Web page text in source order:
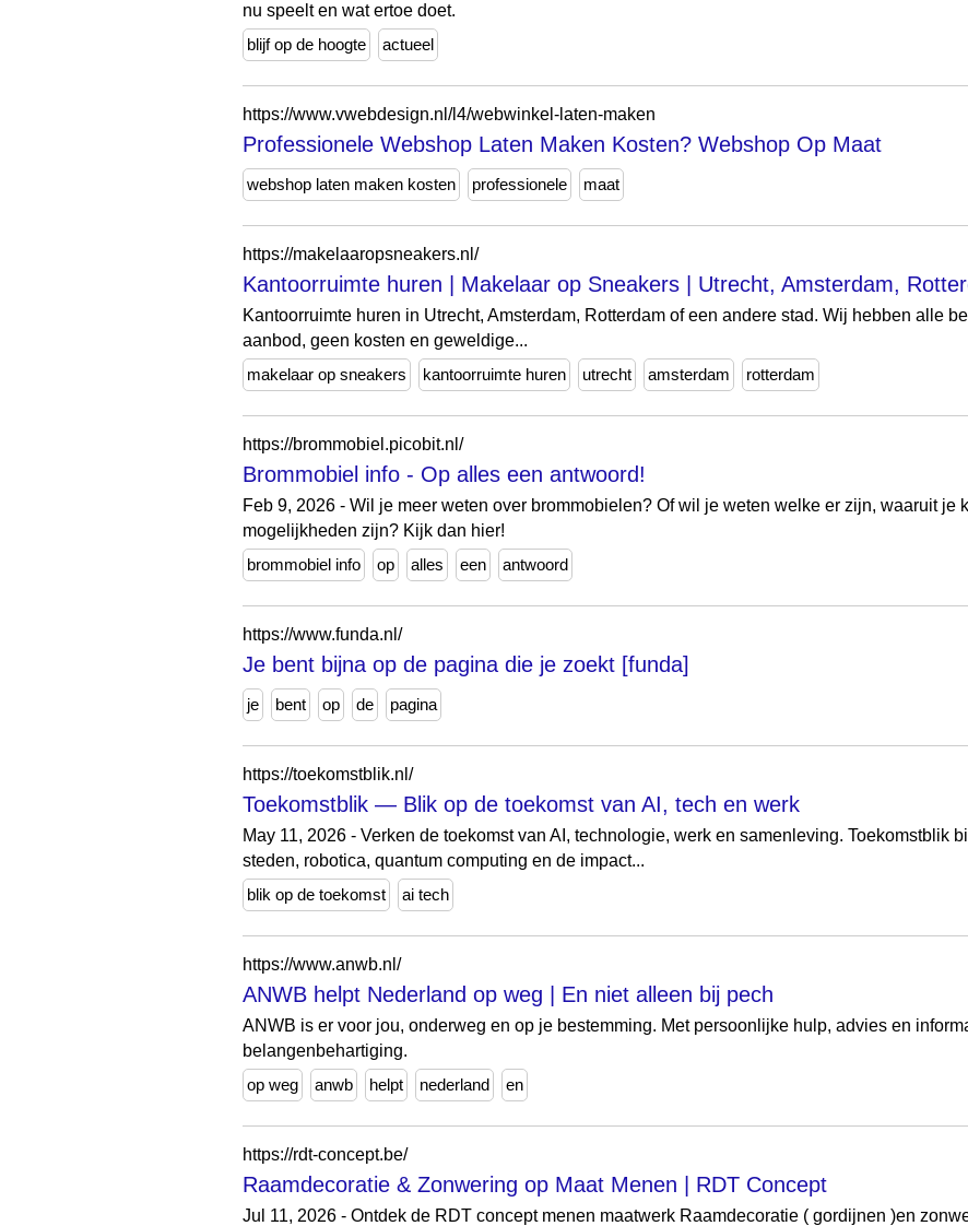
nu speelt en wat ertoe doet.
blijf op de hoogte
actueel
https://www.vwebdesign.nl/l4/webwinkel-laten-maken
Professionele Webshop Laten Maken Kosten? Webshop Op Maat
webshop laten maken kosten professionele maat
https://makelaaropsneakers.nl/
Kantoorruimte huren | Makelaar op Sneakers | Utrecht, Amsterdam,
Kantoorruimte huren in Utrecht, Amsterdam, Rotterdam of een andere stad. Wij hebben alle
aanbod, geen kosten en geweldige...
makelaar op sneakers
kantoorruimte huren utrecht amsterdam rotterdam
https://brommobiel.picobit.nl/
Brommobiel info - Op alles een antwoord!
Feb 9, 2026 - Wil je meer weten over brommobielen? Of wil je weten welke er zijn, waaruit je
mogelijkheden zijn? Kijk dan hier!
brommobiel info
op alles een antwoord
https://www.funda.nl/
Je bent bijna op de pagina die je zoekt [funda]
je bent op de pagina
https://toekomstblik.nl/
Toekomstblik — Blik op de toekomst van AI, tech en werk
May 11, 2026 - Verken de toekomst van AI, technologie, werk en samenleving. Toekomstblik
steden, robotica, quantum computing en de impact...
blik op de toekomst
ai tech
https://www.anwb.nl/
ANWB helpt Nederland op weg | En niet alleen bij pech
ANWB is er voor jou, onderweg en op je bestemming. Met persoonlijke hulp, advies en
belangenbehartiging.
op weg
anwb helpt nederland en
https://rdt-concept.be/
Raamdecoratie & Zonwering op Maat Menen | RDT Concept
Jul 11, 2026 - Ontdek de RDT concept menen maatwerk Raamdecoratie ( gordijnen )en